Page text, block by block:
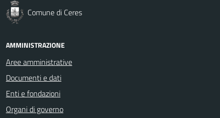
Comune di Ceres
AMMINISTRAZIONE
Aree amministrative
Documenti e dati
Enti e fondazioni
Organi di governo